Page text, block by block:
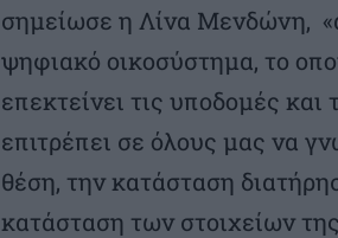
σημείωσε η Λίνα Μενδώνη,
ψηφιακό οικοσύστημα, το
επεκτείνει τις υποδομές και
επιτρέπει σε όλους μας να
θέση, την κατάσταση
κατάσταση των στοιχείων